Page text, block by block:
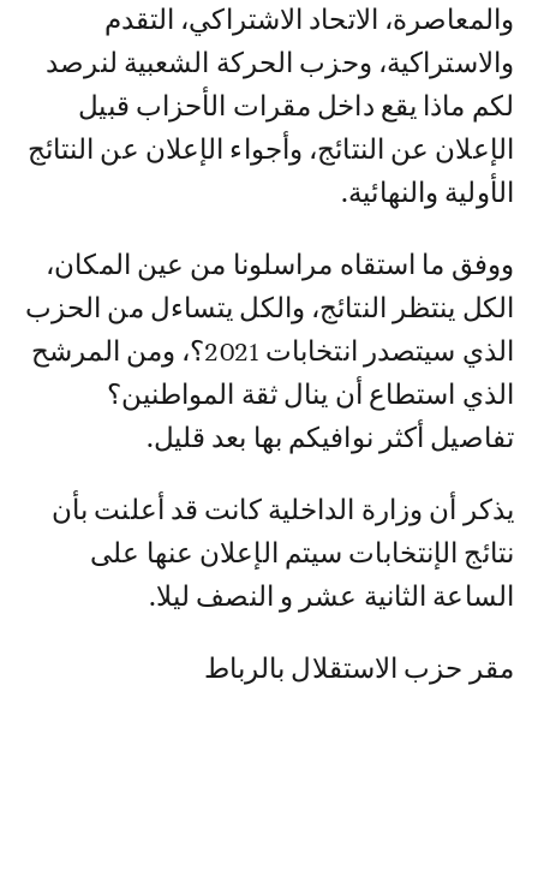
والمعاصرة، الاتحاد الاشتراكي، التقدم
والاستراكية، وحزب الحركة الشعبية لنرصد
لكم ماذا يقع داخل مقرات الأحزاب قبيل
الإعلان عن النتائج، وأجواء الإعلان عن النتائج
الأولية والنهائية.
ووفق ما استقاه مراسلونا من عين المكان،
الكل ينتظر النتائج، والكل يتساءل من الحزب
الذي سيتصدر انتخابات 2021؟، ومن المرشح
الذي استطاع أن ينال ثقة المواطنين؟
تفاصيل أكثر نوافيكم بها بعد قليل.
يذكر أن وزارة الداخلية كانت قد أعلنت بأن
نتائج الإنتخابات سيتم الإعلان عنها على
الساعة الثانية عشر و النصف ليلا.
مقر حزب الاستقلال بالرباط